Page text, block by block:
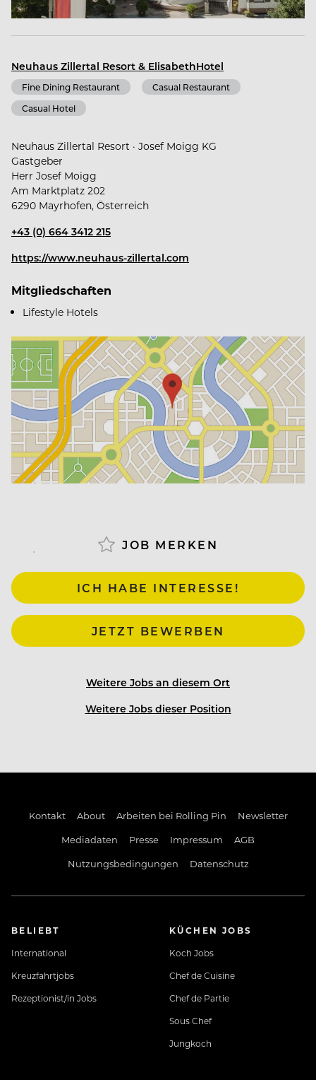
Das Neuhaus Zillertal Resort ist ein Platz, der zu
jeder Stube und unter jedem uralten Obstbaum
spürbar wird.
ElisabethHotel – Premium. Private. Retreat.
Premium. Private. Retreat. Eine ganz besondere
geschmackvoll verbindet. Ein Rückzugsort für
Entschleunigung und zurückhaltenden Luxus
suchen.
Das Elisabethhotel ist ein Haus nur für Erwachsene
und konzentriert sich in Ausstattung sowie in
seinem Angebot speziell auf deren Wünsche und
Bedürfnisse. Abgerundet wird das Konzept durch
die ganzheitliche Elisense-Philosophie.
Unsere Hotels und Restaurants sind umgeben von
unvergleichbar schöner Natur mit einem
traumhaften Bergpanorama – egal wohin man
blickt. Orte, die nicht nur zum Urlauben einladen –
sondern auch zum Arbeiten und Leben. Wir sind
miteinander um.
Sicherer Arbeitsplatz in einem familiengeführten
Top-ausgestattete Mitarbeiterunterkunft: Bad/WC,
Wohn-Schlafraum, W-LAN, TV...
Woche, auch an arbeitsfreien Tagen
Gratis Benutzung unseres „Village Gyms“
Neuhaus Zillertal Resort & ElisabethHotel
Fine Dining Restaurant
Casual Restaurant
Casual Hotel
Neuhaus Zillertal Resort · Josef Moigg KG
Gastgeber
Herr Josef Moigg
Am Marktplatz 202
6290 Mayrhofen, Österreich
+43 (0) 664 3412 215
https://www.neuhaus-zillertal.com
Mitgliedschaften
Lifestyle Hotels
JOB MERKEN
ICH HABE INTERESSE!
JETZT BEWERBEN
Weitere Jobs an diesem Ort
Weitere Jobs dieser Position
Kontakt About Arbeiten bei Rolling Pin
Newsletter
Mediadaten
Presse Impressum
AGB
Nutzungsbedingungen
Datenschutz
BELIEBT
International
Kreuzfahrtjobs
Rezeptionist/in Jobs
KÜCHEN JOBS
Koch Jobs
Chef de Cuisine
Chef de Partie
Sous Chef
Jungkoch